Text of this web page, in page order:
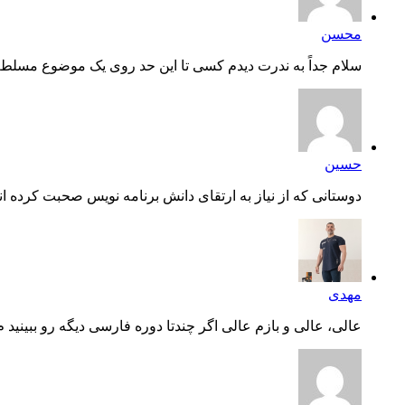
محسن
سلام جداً به ندرت دیدم کسی تا این حد روی یک موضوع
حسین
دوستانی که از نیاز به ارتقای دانش برنامه نویس صحبت کرده
مهدی
عالی، عالی و بازم عالی اگر چندتا دوره فارسی دیگه رو ببینید